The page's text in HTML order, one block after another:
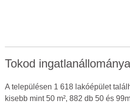
Tokod ingatlanállománya
A településen 1 618 lakóépület
kisebb mint 50 m², 882 db 50 és